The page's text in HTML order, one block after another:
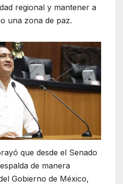
regional y mantener a
una zona de paz.
que desde el Senado
de manera
Gobierno de México,